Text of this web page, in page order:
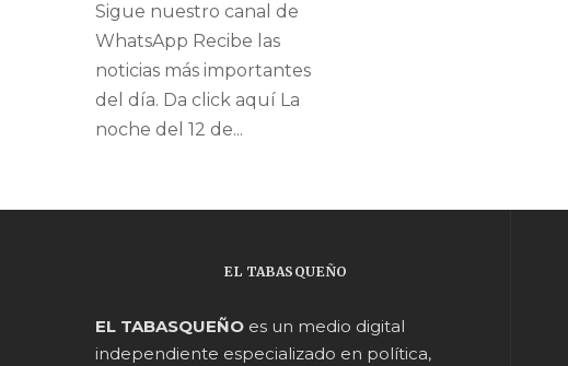
Sigue nuestro canal de
WhatsApp Recibe las
noticias más importantes
del día. Da click aquí La
noche del 12 de...
EL TABASQUEÑO
EL TABASQUEÑO es un medio digital
independiente especializado en política,